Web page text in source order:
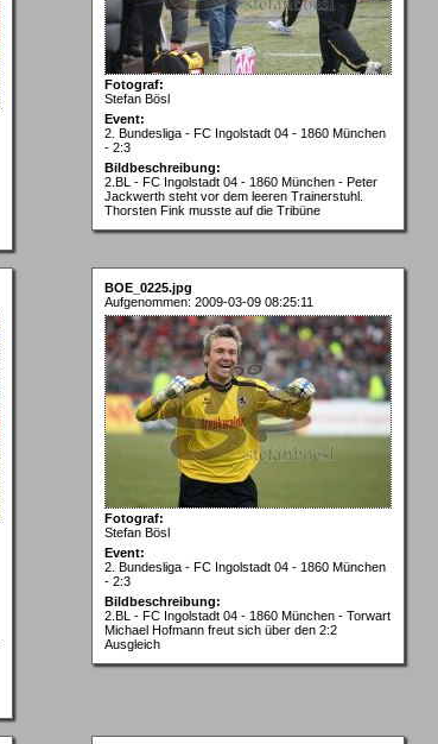
Fotograf:
Stefan Bösl
Event:
2. Bundesliga - FC Ingolstadt 04 - 1860 München
- 2:3
Bildbeschreibung:
2.BL - FC Ingolstadt 04 - 1860 München - Peter
Jackwerth steht vor dem leeren Trainerstuhl.
Thorsten Fink musste auf die Tribüne
BOE_0225.jpg
Aufgenommen: 2009-03-09 08:25:11
Fotograf:
Stefan Bösl
Event:
2. Bundesliga - FC Ingolstadt 04 - 1860 München
- 2:3
Bildbeschreibung:
2.BL - FC Ingolstadt 04 - 1860 München - Torwart
Michael Hofmann freut sich über den 2:2
Ausgleich